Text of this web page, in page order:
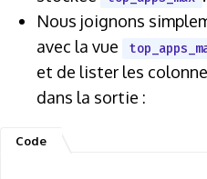
Nous joignons
avec la vue
et de lister les
dans la sortie :